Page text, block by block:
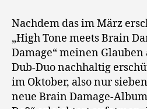
Nachdem das im März
„High Tone meets Brain
Damage“ meinen Glauben
Dub-Duo nachhaltig
im Oktober, also nur
neue Brain Damage-